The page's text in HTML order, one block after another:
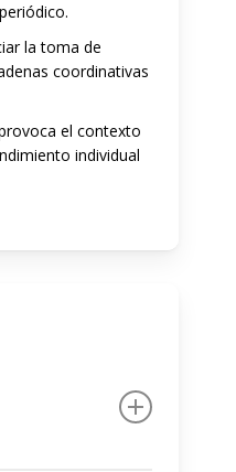
la toma de
coordinativas
el contexto
individual